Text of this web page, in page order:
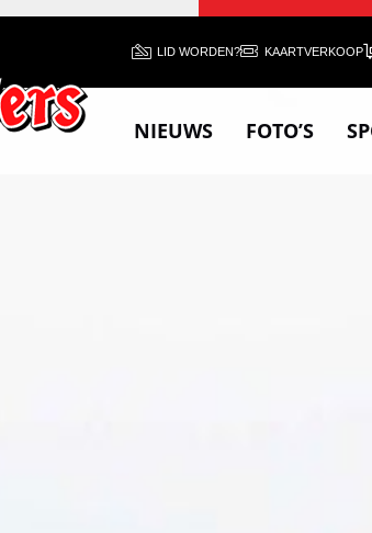
LID WORDEN? KAARTVERKOOP
NIEUWS FOTO’S